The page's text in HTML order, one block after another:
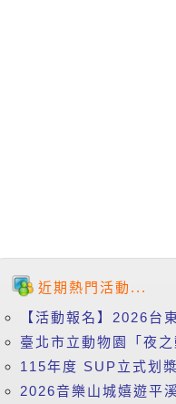
近期熱門活動...
【活動報名】2026台
臺北市立動物園「夜
115年度 SUP立式划
2026音樂山城嬉遊平